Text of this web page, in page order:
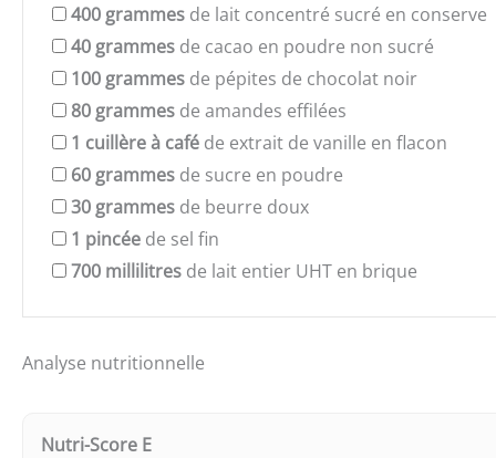
400 grammes de lait concentré sucré en conserve
40 grammes de cacao en poudre non sucré
100 grammes de pépites de chocolat noir
80 grammes de amandes effilées
1 cuillère à café de extrait de vanille en flacon
60 grammes de sucre en poudre
30 grammes de beurre doux
1 pincée de sel fin
700 millilitres de lait entier UHT en brique
Analyse nutritionnelle
Nutri-Score E